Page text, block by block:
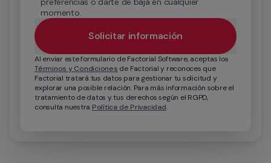
momento.
Términos y Condiciones de Factorial y reconoces que
Factorial tratará tus datos para gestionar tu solicitud y
explorar una posible relación. Para más información sobre el
tratamiento de datos y tus derechos según el RGPD,
consulta nuestra Política de Privacidad.
Solicitar información